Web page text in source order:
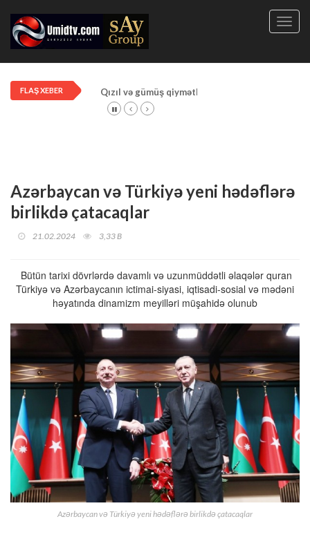
FLAŞ XEBER Qızıl və gümüş qiymətləri artdı!
Azərbaycan və Türkiyə yeni hədəflərə
birlikdə çatacaqlar
21.02.2024 3,33 B
Bütün tarixi dövrlərdə davamlı və uzunmüddətli əlaqələr quran
Türkiyə və Azərbaycanın ictimai-siyasi, iqtisadi-sosial və mədəni
həyatında dinamizm meyilləri müşahidə olunub
Azərbaycan və Türkiyə yeni hədəflərə birlikdə çatacaqlar